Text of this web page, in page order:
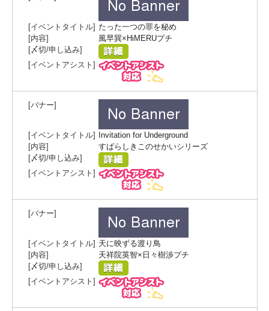
たった一つの罪を秘め
風早巽×HiMERUプチ
Invitation for Underground
すばらしきこのせかいシリーズ
天に映ずる渡り鳥
天祥院英智×日々樹渉プチ